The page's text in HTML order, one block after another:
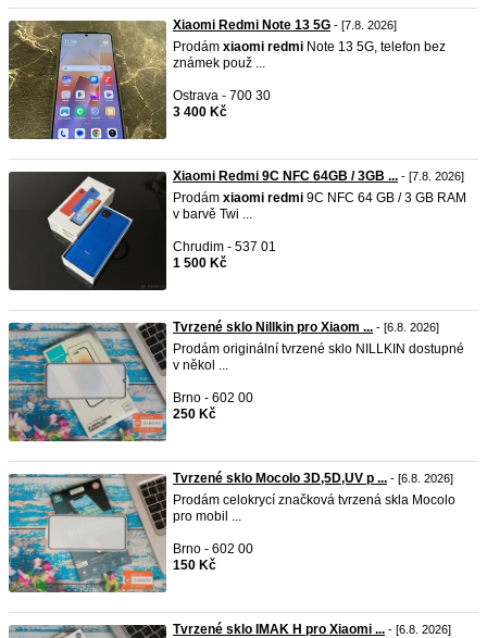
Xiaomi Redmi Note 13 5G - [7.8. 2026]
Prodám xiaomi redmi Note 13 5G, telefon bez
známek použ ...
Ostrava - 700 30
3 400 Kč
Xiaomi Redmi 9C NFC 64GB / 3GB ... - [7.8. 2026]
Prodám xiaomi redmi 9C NFC 64 GB / 3 GB RAM
v barvě Twi ...
Chrudim - 537 01
1 500 Kč
Tvrzené sklo Nillkin pro Xiaom ... - [6.8. 2026]
Prodám originální tvrzené sklo NILLKIN dostupné
v někol ...
Brno - 602 00
250 Kč
Tvrzené sklo Mocolo 3D,5D,UV p ... - [6.8. 2026]
Prodám celokrycí značková tvrzená skla Mocolo
pro mobil ...
Brno - 602 00
150 Kč
Tvrzené sklo IMAK H pro Xiaomi ... - [6.8. 2026]